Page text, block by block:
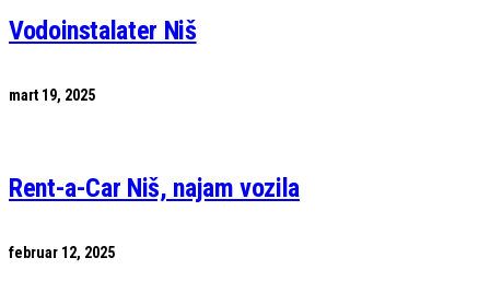
Vodoinstalater Niš
mart 19, 2025
Rent-a-Car Niš, najam vozila
februar 12, 2025